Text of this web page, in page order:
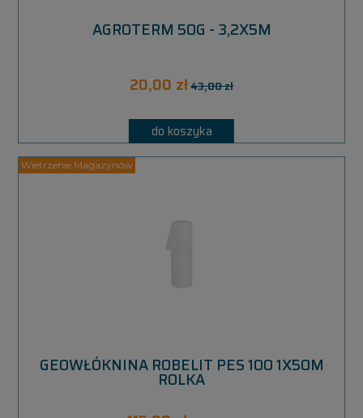
AGROTERM 50G - 3,2X5M
20,00 zł43,00 zł
do koszyka
GEOWŁÓKNINA ROBELIT PES 100 1X50M
ROLKA